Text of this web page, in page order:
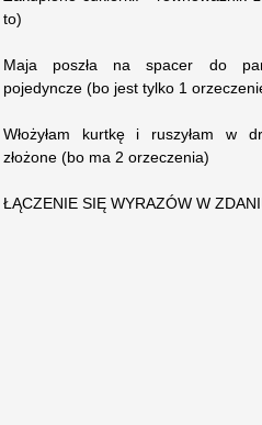
to)
Maja poszła na spacer do
pojedyncze (bo jest tylko 1
Włożyłam kurtkę i ruszyłam w
złożone (bo ma 2 orzeczenia)
ŁĄCZENIE SIĘ WYRAZÓW W